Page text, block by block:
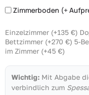
Zimmerboden (+
Einzelzimmer (+135 €)
Bettzimmer (+270 €) 5-
im Zimmer (+45 €)
Wichtig: Mit Abgabe
verbindlich zum